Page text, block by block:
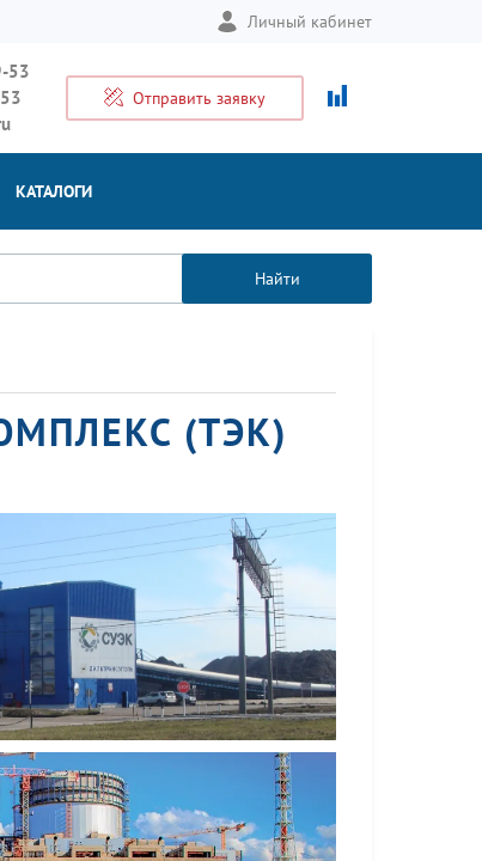
Личный кабинет
53
Отправить заявку
КАТАЛОГИ
Найти
(ТЭК)